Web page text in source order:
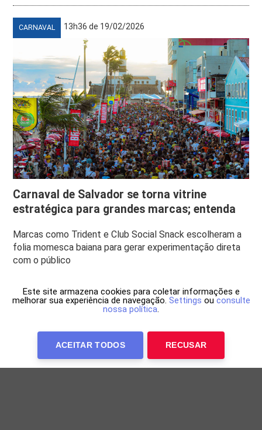
CARNAVAL 13h36 de 19/02/2026
Carnaval de Salvador se torna vitrine
estratégica para grandes marcas; entenda
Marcas como Trident e Club Social Snack escolheram a
folia momesca baiana para gerar experimentação direta
com o público
Este site armazena cookies para coletar informações e
melhorar sua experiência de navegação. Settings ou consulte
nossa política.
ACEITAR TODOS RECUSAR